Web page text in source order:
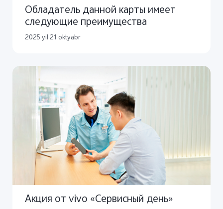
Обладатель данной карты имеет
следующие преимущества
2025 yil 21 oktyabr
Акция от vivo «Сервисный день»